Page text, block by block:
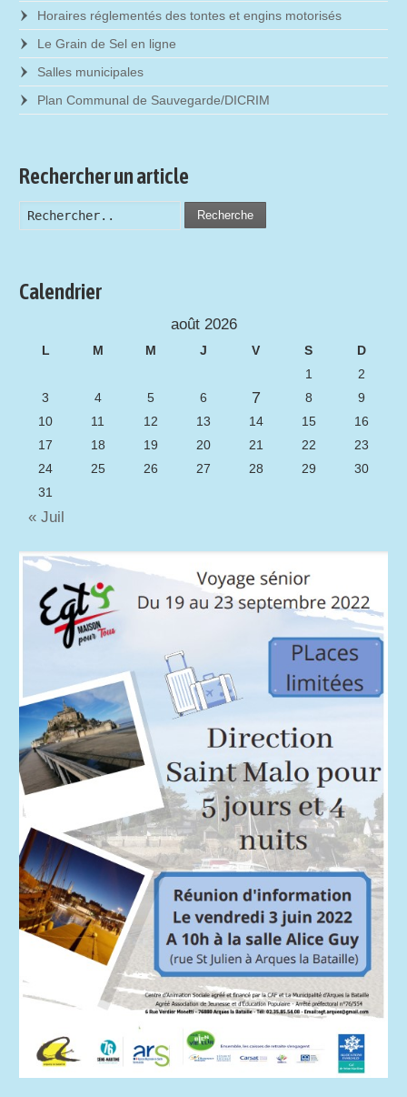
Horaires réglementés des tontes et engins motorisés
Le Grain de Sel en ligne
Salles municipales
Plan Communal de Sauvegarde/DICRIM
Rechercher un article
Recherche
Calendrier
août 2026
L M M J V S
D
1
2
3
4 5 6 7 8
9
10
11 12 13 14 15
16
17
18 19 20 21 22
23
24
25 26 27 28 29
30
31
« Juil